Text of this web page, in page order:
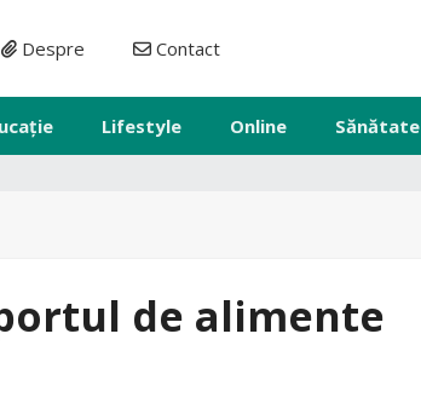
Despre Contact
Lifestyle Online Sănătate
de alimente